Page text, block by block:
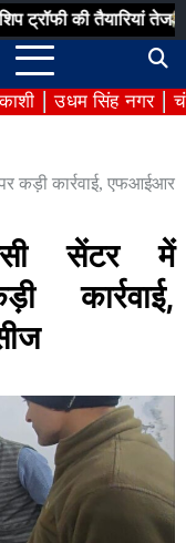
तैयारियां तेज
उधम सिंह नगर
कड़ी कार्रवाई, एफआईआर
सेंटर में
कार्रवाई,